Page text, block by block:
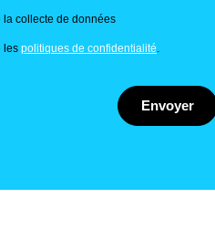
la collecte de données
les politiques de confidentialité.
Envoyer